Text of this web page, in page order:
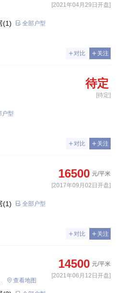
[2021年04月29日开盘]
(1) 全部户型
对比 关注
待定
[待定]
户型
对比 关注
16500 元/平米
[2017年09月02日开盘]
(1) 全部户型
对比 关注
14500 元/平米
[2021年06月12日开盘]
查看地图